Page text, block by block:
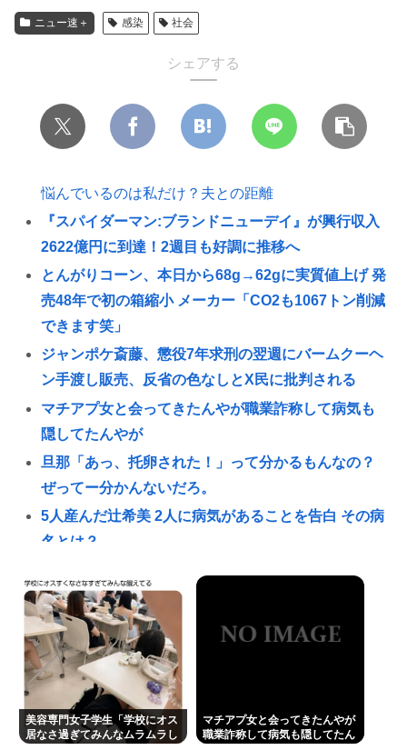
ニュー速＋ 感染 社会
シェアする
悩んでいるのは私だけ？夫との距離
『スパイダーマン:ブランドニューデイ』が興行収入
2622億円に到達！2週目も好調に推移へ
とんがりコーン、本日から68g→62gに実質値上げ 発
売48年で初の箱縮小 メーカー「CO2も1067トン削減
できます笑」
ジャンポケ斎藤、懲役7年求刑の翌週にバームクーヘ
ン手渡し販売、反省の色なしとX民に批判される
マチアプ女と会ってきたんやが職業詐称して病気も
隠してたんやが
旦那「あっ、托卵された！」って分かるもんなの？
ぜってー分かんないだろ。
5人産んだ辻希美 2人に病気があることを告白 その病
名とは？
返り咲き！「ミニオンズ」「あの星」「ブルーロッ
ク」もランクイン
コンビニでパンツ買うやつwww
高級車さん、ちょっと駐車位置をはみ出しただけで
晒されるwwwWwwWWw
【正論】産経「前代未聞の無責任男、石破茂」
美容専門女子学生「学校にオス
居なさ過ぎてみんなムラムラし
マチアプ女と会ってきたんやが
職業詐称して病気も隠してたん